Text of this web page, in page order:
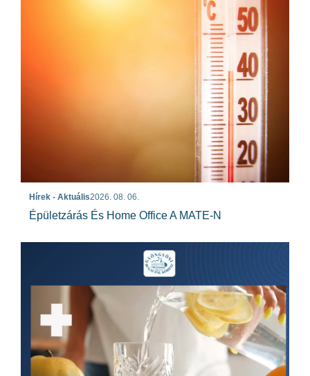
Hírek - Aktuális2026. 08. 06.
Épületzárás És Home Office A MATE-N